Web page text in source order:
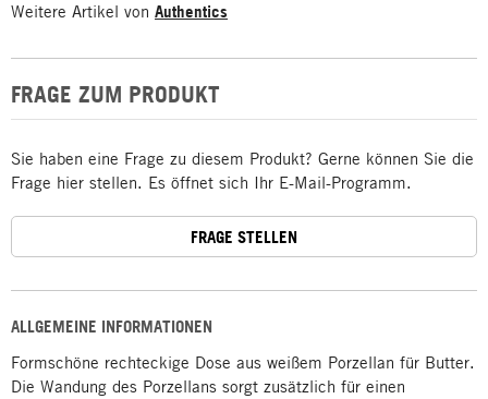
ALLGEMEINE INFORMATIONEN
Formschöne rechteckige Dose aus weißem Porzellan für Butter.
Die Wandung des Porzellans sorgt zusätzlich für einen
Weitere Artikel von Authentics
FRAGE ZUM PRODUKT
Sie haben eine Frage zu diesem Produkt? Gerne können Sie die
Frage hier stellen. Es öffnet sich Ihr E-Mail-Programm.
FRAGE STELLEN